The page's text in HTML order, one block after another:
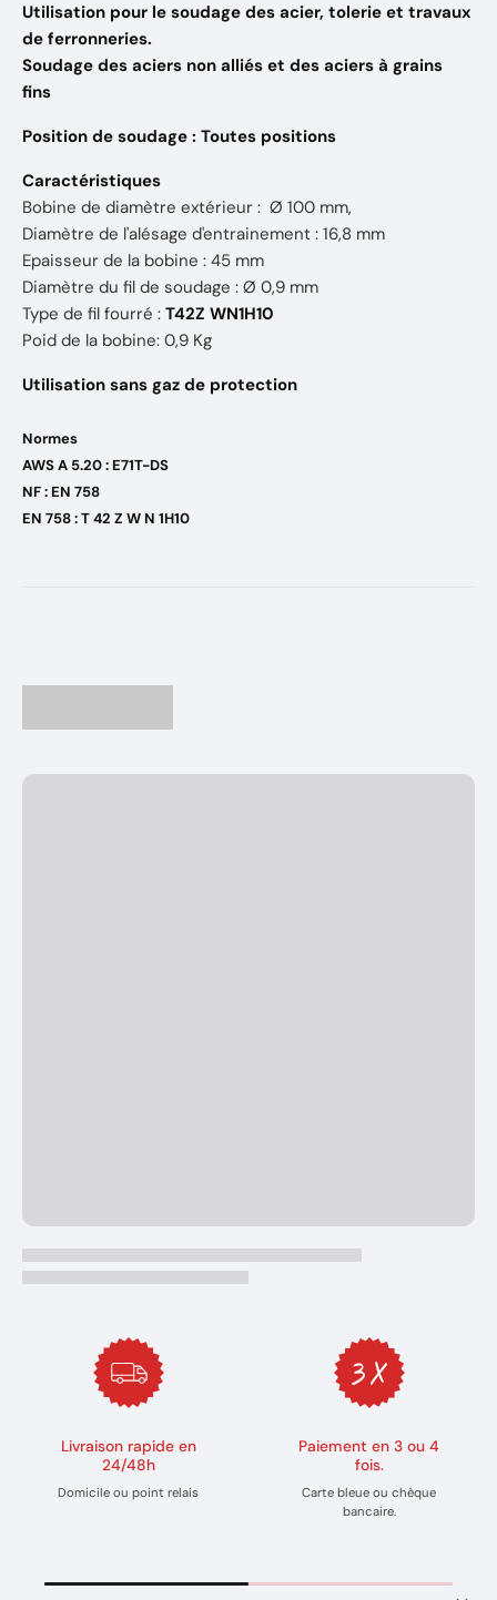
Utilisation pour le soudage des acier, tolerie et travaux
de ferronneries.
Soudage des aciers non alliés et des aciers à grains
fins
Position de soudage : Toutes positions
Caractéristiques
Bobine de diamètre extérieur : Ø 100 mm,
Diamètre de l'alésage d'entrainement : 16,8 mm
Epaisseur de la bobine : 45 mm
Diamètre du fil de soudage : Ø 0,9 mm
Type de fil fourré : T42Z WN1H10
Poid de la bobine: 0,9 Kg
Utilisation sans gaz de protection
Normes
AWS A 5.20 : E71T-DS
NF : EN 758
EN 758 : T 42 Z W N 1H10
Livraison rapide en
24/48h
Domicile ou point relais
Paiement en 3 ou 4
fois.
Carte bleue ou chèque
bancaire.